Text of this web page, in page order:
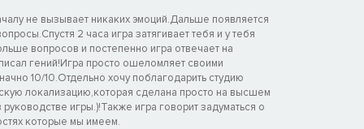
не вызывает никаких эмоций.Дальше появляется
2 часа игра затягивает тебя и у тебя
вопросов и постепенно игра отвечает на
гений!Игра просто ошеломляет своими
10/10.Отдельно хочу поблагодарить студию
локализацию,которая сделана просто на высшем
игры.)!Также игра говорит задуматься о
которые мы имеем.